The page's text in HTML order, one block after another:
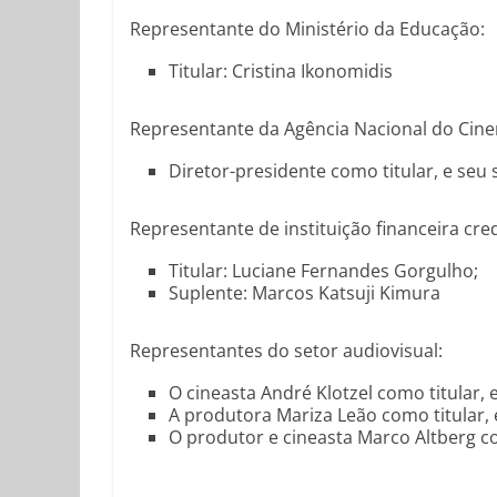
Representante do Ministério da Educação:
Titular: Cristina Ikonomidis
Representante da Agência Nacional do
Diretor-presidente como titular, e seu
Representante de instituição financeira
Titular: Luciane Fernandes Gorgulho;
Suplente: Marcos Katsuji Kimura
Representantes do setor audiovisual:
O cineasta André Klotzel como titular,
A produtora Mariza Leão como
O produtor e cineasta Marco Altberg